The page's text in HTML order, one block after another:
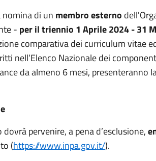
di un membro esterno
- per il triennio 1 Aprile 2024 - 31
comparativa dei curriculum vitae
nell’Elenco Nazionale dei
da almeno 6 mesi, presenteranno
pervenire, a pena d’esclusione,
(https://www.inpa.gov.it/).